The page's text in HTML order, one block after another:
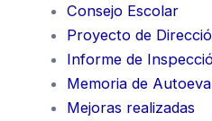
Consejo Escolar
Proyecto de
Informe de
Memoria de
Mejoras realizadas